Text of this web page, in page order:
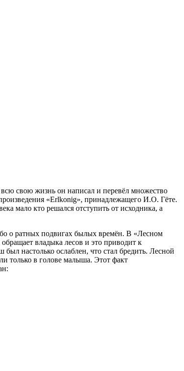
свою жизнь он написал и перевёл множество
«Erlkonig», принадлежащего И.О. Гёте.
мало кто решался отступить от исходника, а
о ратных подвигах былых времён. В «Лесном
владыка лесов и это приводит к
настолько ослаблен, что стал бредить. Лесной
только в голове малыша. Этот факт